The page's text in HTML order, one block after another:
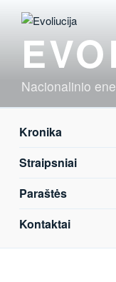
turinio
Nacionalinio
Kronika
Straipsniai
Paraštės
Kontaktai